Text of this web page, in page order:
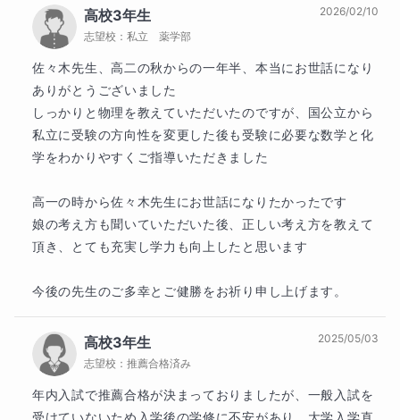
り入れています。その場で頭を使い、自分の言葉で答
えることで、「覚えた」「使えた」という実感を1回の
授業で必ず持ち帰ってもらいます。
② 「つまずきの原点」まで迷わず戻る
勉強が止まってしまう原因は、多くの場合、今の単元
ではなく「過去の積み残し」にあります。 「どこで分
からなくなったのか」をプロの目で分析し、必要であ
固めることが、実は応用への一番の近道です。
③ 基礎の組み合わせで、難関大の問題を解く
み合わせ」でしかありません。 公式を丸暗記するので
を身につけることで、初見の問題でも自分の力で解き
進める「思考力」を養います。
【最後に】
高校3年生
志望校： 私立 薬学部
2026/02/10
佐々木先生、高二の秋からの一年半、本当にお世話になり
ありがとうございました
しっかりと物理を教えていただいたのですが、国公立から
私立に受験の方向性を変更した後も受験に必要な数学と化
学をわかりやすくご指導いただきました
高一の時から佐々木先生にお世話になりたかったです
娘の考え方も聞いていただいた後、正しい考え方を教えて
頂き、とても充実し学力も向上したと思います
今後の先生のご多幸とご健勝をお祈り申し上げます。
高校3年生
志望校： 推薦合格済み
2025/05/03
年内入試で推薦合格が決まっておりましたが、一般入試を
受けていないため入学後の学修に不安があり、大学入学直